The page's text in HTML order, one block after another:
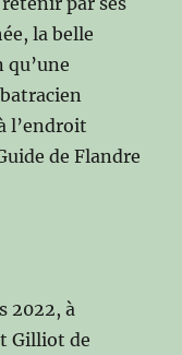
la belle
qu’une
l’endroit
de Flandre
2022, à
Gilliot de